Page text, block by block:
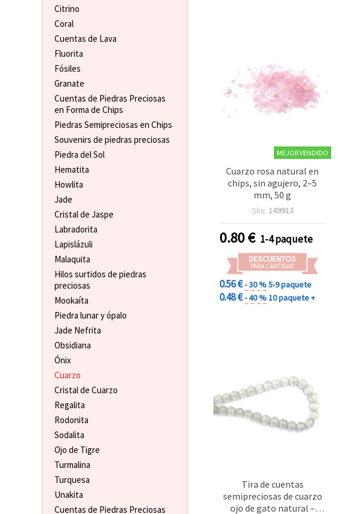
Citrino
Coral
Cuentas de Lava
Fluorita
Fósiles
Granate
Cuentas de Piedras Preciosas
en Forma de Chips
Piedras Semipreciosas en Chips
Souvenirs de piedras preciosas
Piedra del Sol
Hematita
Howlita
Jade
Cristal de Jaspe
Labradorita
Lapislázuli
Malaquita
Hilos surtidos de piedras
preciosas
Mookaíta
Piedra lunar y ópalo
Jade Nefrita
Obsidiana
Ónix
Cuarzo
Cristal de Cuarzo
Regalita
Rodonita
Sodalita
Ojo de Tigre
Turmalina
Turquesa
Unakita
Cuentas de Piedras Preciosas
MEJOR VENDIDO
Cuarzo rosa natural en
chips, sin agujero, 2–5
mm, 50 g
Sku: 149913
0.80€ 1-4 paquete
DESCUENTOS
PARA CANTIDAD
0.56 €- 30 %5-9 paquete
0.48 €- 40 %10 paquete +
Tira de cuentas
semipreciosas de cuarzo
ojo de gato natural –